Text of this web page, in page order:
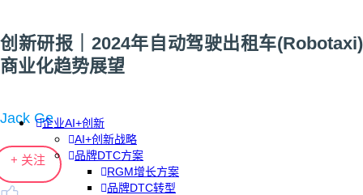
企业AI+创新
AI+创新战略
品牌DTC方案
RGM增长方案
品牌DTC转型
创新研报｜2024年自动驾驶出租车(Robotaxi)
商业化趋势展望
Jack Ge
+ 关注